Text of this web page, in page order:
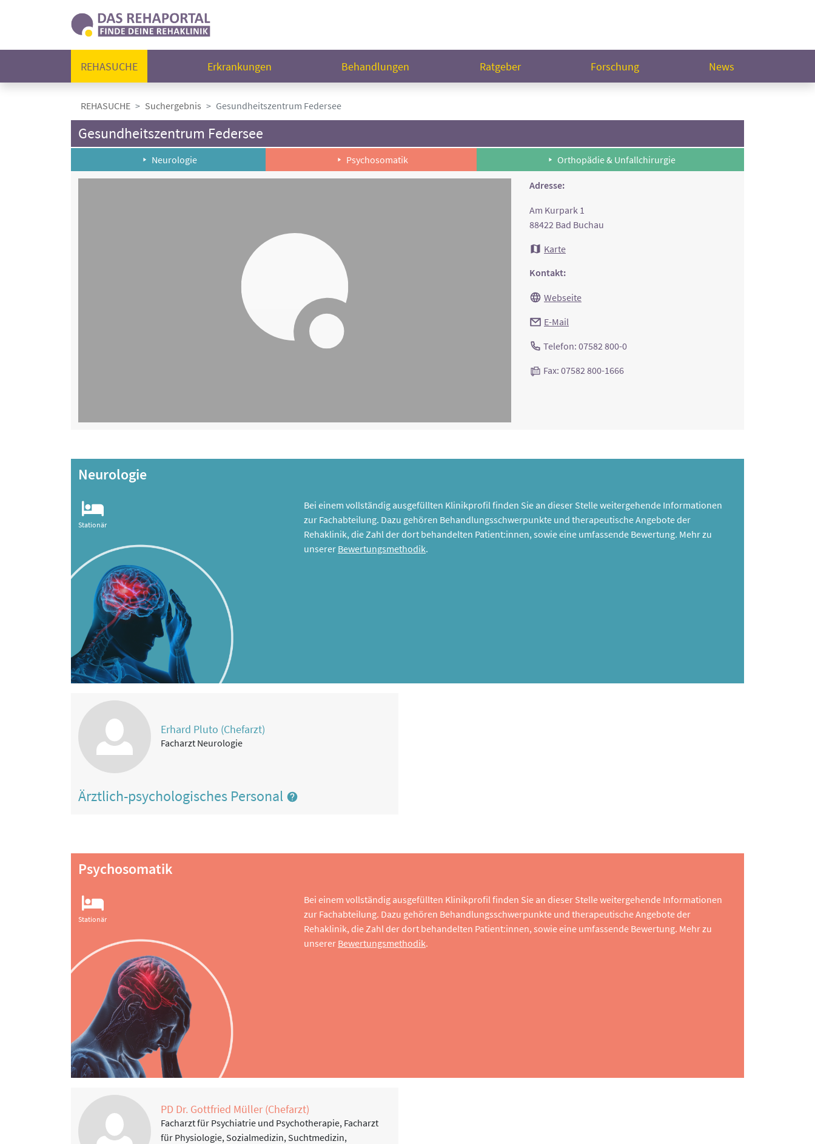
REHASUCHE Erkrankungen Behandlungen Ratgeber Forschung News
REHASUCHE Suchergebnis Gesundheitszentrum Federsee
Gesundheitszentrum Federsee
Neurologie Psychosomatik Orthopädie & Unfallchirurgie
Adresse:
Am Kurpark 1
88422 Bad Buchau
Karte
Kontakt:
Webseite
E-Mail
Telefon: 07582 800-0
Fax: 07582 800-1666
Neurologie
Stationär
Bei einem vollständig ausgefüllten Klinikprofil finden Sie an dieser Stelle weitergehende Informationen
zur Fachabteilung. Dazu gehören Behandlungsschwerpunkte und therapeutische Angebote der
Rehaklinik, die Zahl der dort behandelten Patient:innen, sowie eine umfassende Bewertung. Mehr zu
unserer Bewertungsmethodik.
Erhard Pluto (Chefarzt)
Facharzt Neurologie
Ärztlich-psychologisches Personal
Psychosomatik
Stationär
Bei einem vollständig ausgefüllten Klinikprofil finden Sie an dieser Stelle weitergehende Informationen
zur Fachabteilung. Dazu gehören Behandlungsschwerpunkte und therapeutische Angebote der
Rehaklinik, die Zahl der dort behandelten Patient:innen, sowie eine umfassende Bewertung. Mehr zu
unserer Bewertungsmethodik.
PD Dr. Gottfried Müller (Chefarzt)
Facharzt für Psychiatrie und Psychotherapie, Facharzt
für Physiologie, Sozialmedizin, Suchtmedizin,